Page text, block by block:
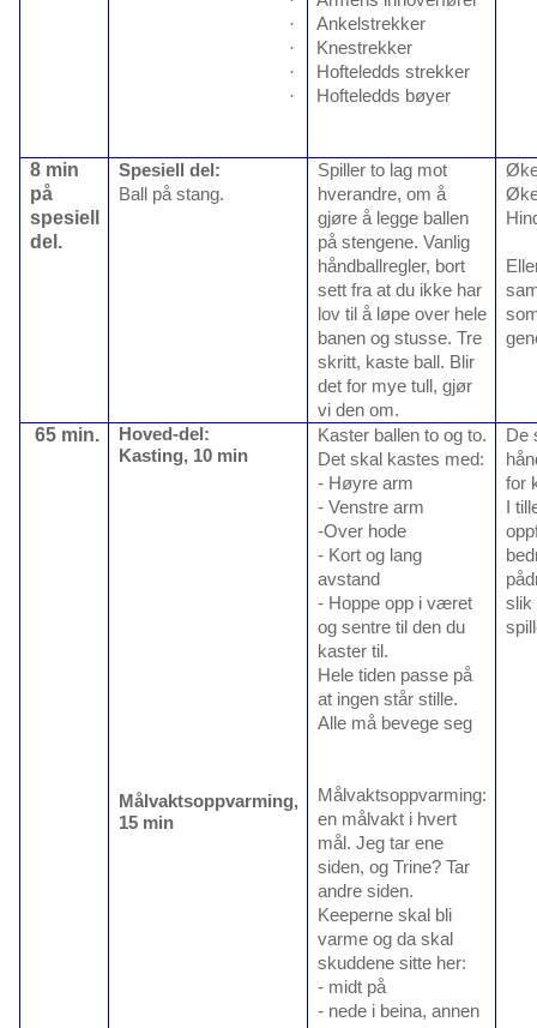
·
Ankelstrekker
·
Knestrekker
·
Hofteledds strekker
·
Hofteledds bøyer
8 min
på
spesiell
del.
Spesiell del:
Ball på stang.
Spiller to lag mot
hverandre, om å
gjøre å legge ballen
på stengene. Vanlig
håndballregler, bort
sett fra at du ikke har
lov til å løpe over hele
banen og stusse. Tre
skritt, kaste ball. Blir
det for mye tull, gjør
vi den om.
65 min.
Hoved-del:
Kasting, 10 min
Målvaktsoppvarming,
15 min
Kaster ballen to og to.
Det skal kastes med:
- Høyre arm
- Venstre arm
-Over hode
- Kort og lang
avstand
- Hoppe opp i været
og sentre til den du
kaster til.
Hele tiden passe på
at ingen står stille.
Alle må bevege seg
Målvaktsoppvarming:
en målvakt i hvert
mål. Jeg tar ene
siden, og Trine? Tar
andre siden.
Keeperne skal bli
varme og da skal
skuddene sitte her:
- midt på
- nede i beina, annen
De
for
I
slik